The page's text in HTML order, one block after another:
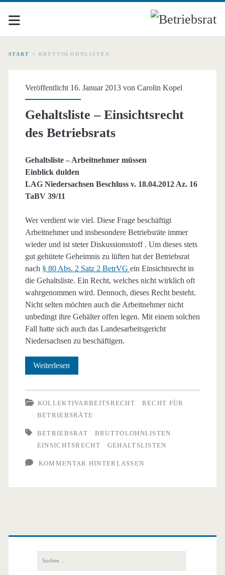
START > BRUTTOLOHNLISTEN
Schlagwort:
Veröffentlicht 16. Januar 2013 von Carolin Kopel
Gehaltsliste – Einsichtsrecht
des Betriebsrats
Gehaltsliste – Arbeitnehmer müssen
Einblick dulden
LAG Niedersachsen Beschluss v. 18.04.2012 Az. 16
TaBV 39/11
Wer verdient wie viel. Diese Frage beschäftigt
Arbeitnehmer und insbesondere Betriebsräte immer
wieder und ist steter Diskussionsstoff . Um dieses stets
gut gehütete Geheimnis zu lüften hat der Betriebsrat
nach § 80 Abs. 2 Satz 2 BetrVG ein Einsichtsrecht in
die Gehaltsliste. Ein Recht, welches nicht wirklich oft
wahrgenommen wird. Dennoch, dieses Recht besteht.
Nicht selten möchten auch die Arbeitnehmer nicht
unbedingt ihre Gehälter offen legen. Mit einem solchen
Fall hatte sich auch das Landesarbeitsgericht
Niedersachsen zu beschäftigen.
Weiterlesen
Einsichtsrecht
des
Betriebsrats
KOLLEKTIVARBEITSRECHT
RECHT FÜR
BETRIEBSRÄTE
BETRIEBSRAT
BRUTTOLOHNLISTEN
EINSICHTSRECHT
GEHALTSLISTEN
KOMMENTAR HINTERLASSEN
Primäre
Seitenleiste
nach: